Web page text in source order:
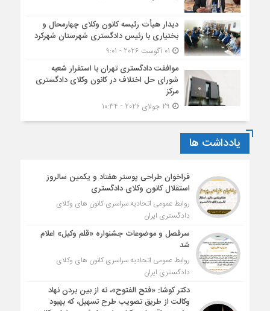
دیدار هیأت رئیسه کانون وکلای چهارمحال و
بختیاری با رئیس دادگستری شهرستان شهرکرد
موافقت دادگستری تهران با استقرار شعبه
شورای حل اختلاف در کانون وکلای دادگستری
مرکز
یادداشت ها
فراخوان طراحی پوستر هفتاد و یکمین سالروز
استقلال کانون وکلای دادگستری
روابط عمومی اتحادیه سراسری کانون های وکلای
دادگستری ایران
سرفصل و موضوعات جشنواره «قلم وکیل» اعلام
شد
روابط عمومی اتحادیه سراسری کانون های وکلای
دادگستری ایران
دکتر کوشا: «فتح الفتوح»، نه از بین بردن نهاد
وکالت از طریق تصویب طرح تسهیل، که بهبود